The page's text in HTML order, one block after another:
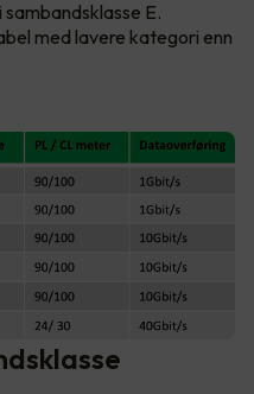
E.
med lavere kategori enn